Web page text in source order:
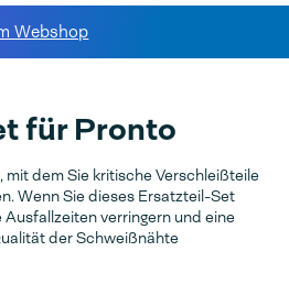
Webshop
für Pronto
dem Sie kritische Verschleißteile
Wenn Sie dieses Ersatzteil-Set
Ausfallzeiten verringern und eine
der Schweißnähte